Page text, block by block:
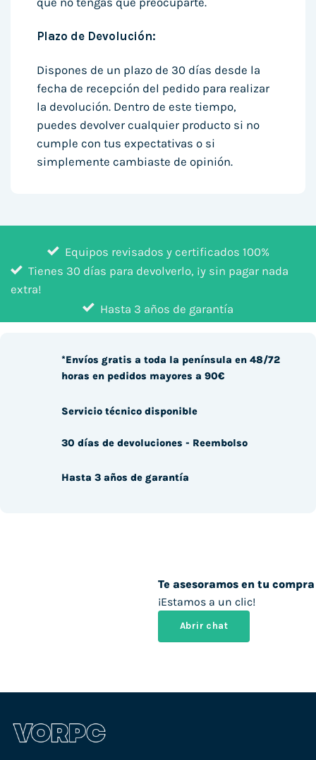
Plazo de Devolución:
Dispones de un plazo de 30 días desde la
fecha de recepción del pedido para realizar
la devolución. Dentro de este tiempo,
puedes devolver cualquier producto si no
cumple con tus expectativas o si
simplemente cambiaste de opinión.
Equipos revisados y certificados 100%
Tienes 30 días para devolverlo, ¡y sin pagar nada
extra!
Hasta 3 años de garantía
Te asesoramos en tu compra
¡Estamos a un clic!
Abrir chat
*Envíos gratis a toda la península en 48/72
horas en pedidos mayores a 90€
Servicio técnico disponible
30 días de devoluciones - Reembolso
Hasta 3 años de garantía